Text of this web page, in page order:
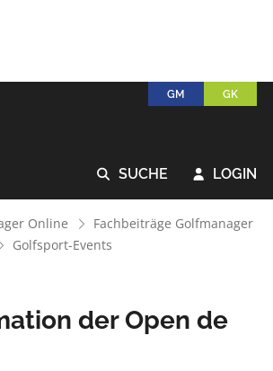
GM GK
 SUCHE  LOGIN
Online
Fachbeiträge Golfmanager
Golfsport-Events
der Open de